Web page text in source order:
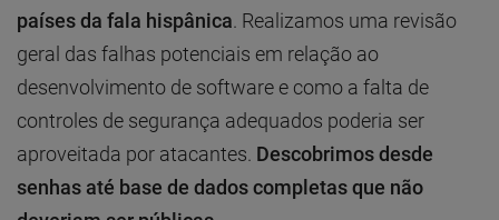
países da fala hispânica . Realizamos uma revisão
geral das falhas potenciais em relação ao
desenvolvimento de software e como a falta de
controles de segurança adequados poderia ser
aproveitada por atacantes. Descobrimos desde
senhas até base de dados completas que não